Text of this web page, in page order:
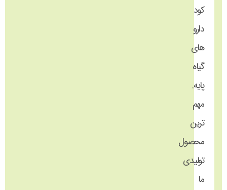
کود
دارو
های
گیاه
پایه.
مهم
ترین
محصول
تولیدی
ما